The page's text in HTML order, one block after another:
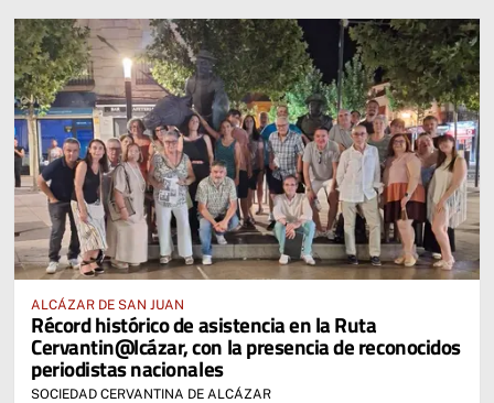
ALCÁZAR DE SAN JUAN
Récord histórico de asistencia en la Ruta
Cervantin@lcázar, con la presencia de reconocidos
periodistas nacionales
SOCIEDAD CERVANTINA DE ALCÁZAR